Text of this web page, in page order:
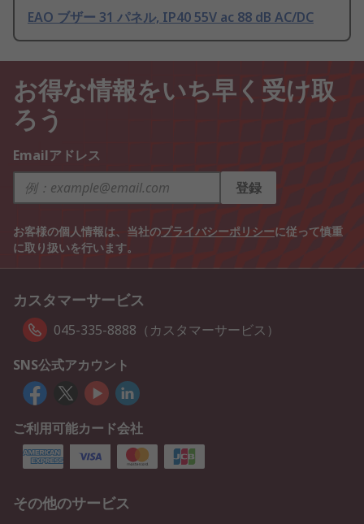
EAO ブザー 31 パネル, IP40 55V ac 88 dB AC/DC
お得な情報をいち早く受け取
ろう
Emailアドレス
登録
お客様の個人情報は、当社のプライバシーポリシーに従って慎重
に取り扱いを行います。
カスタマーサービス
045-335-8888（カスタマーサービス）
SNS公式アカウント
ご利用可能カード会社
その他のサービス